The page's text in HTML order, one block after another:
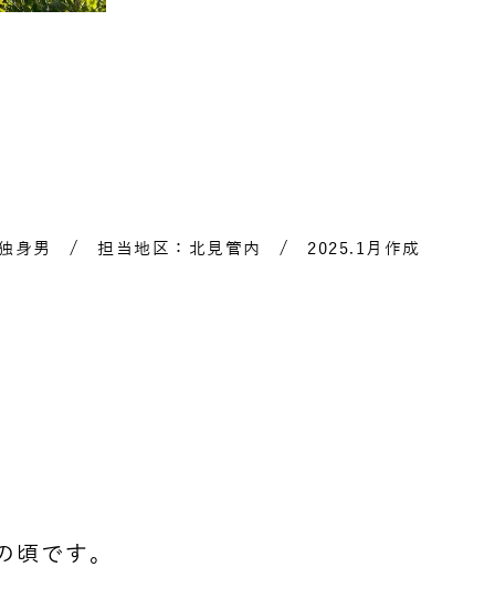
独身男 / 担当地区：北見管内 / 2025.1月作成
です。